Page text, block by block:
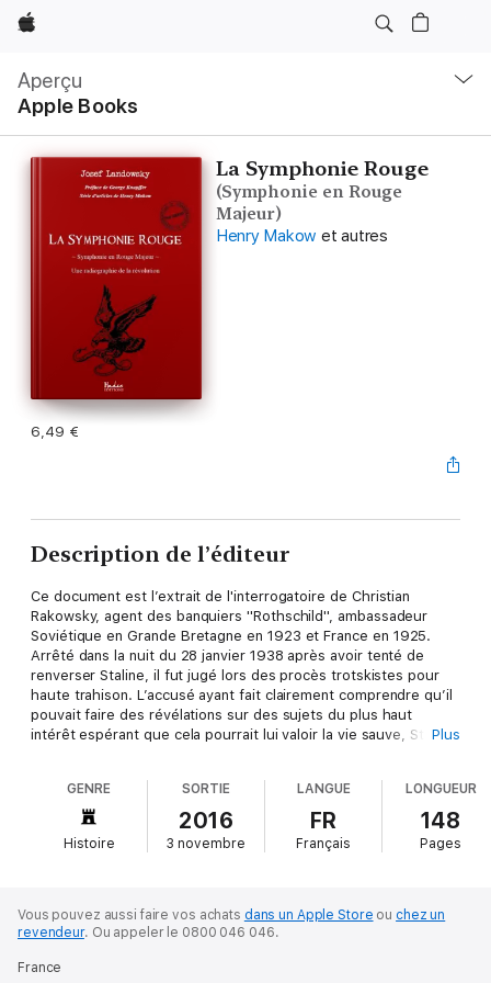
Apple
Aperçu
Apple Books
locale
Ouvrir
menu
La Symphonie Rouge
(Symphonie en Rouge
Majeur)
Henry Makow et autres
6,49 €
Description de l’éditeur
Ce document est l’extrait de l'interrogatoire de Christian
Rakowsky, agent des banquiers ''Rothschild'', ambassadeur
Soviétique en Grande Bretagne en 1923 et France en 1925.
Arrêté dans la nuit du 28 janvier 1938 après avoir tenté de
renverser Staline, il fut jugé lors des procès trotskistes pour
haute trahison. L’accusé ayant fait clairement comprendre qu’il
pouvait faire des révélations sur des sujets du plus haut
intérêt espérant que cela pourrait lui valoir la vie sauve, Staline
Landowsky (l’auteur du manuscrit) était présent aux fins de
droguer Rakowsky en mettant dans son verre, à son insu, des
pilules à effet euphorisantes. Derrière la cloison, un
magnétophone enregistrait la conversation. Le Dr Josef
Secrètement, le docteur eut l’audace d’en faire une troisième
copie carbone et de la cacher... La Symphonie Rouge (ou
cahiers retrouvés sur le corps du Docteur Landowsky,
Plus
GENRE
Histoire
SORTIE
2016
3 novembre
LANGUE
FR
Français
LONGUEUR
148
Pages
Vous pouvez aussi faire vos achats dans un Apple Store ou chez un
revendeur. Ou appeler le 0800 046 046.
France